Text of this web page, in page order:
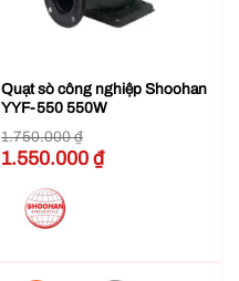
Quạt sò công nghiệp Shoohan
YYF-550 550W
1.750.000₫
Giá
gốc
1.750.000 ₫.
1.550.000 ₫Giá
hiện